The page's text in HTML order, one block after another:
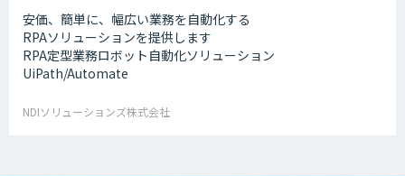
安価、簡単に、幅広い業務を自動化する
RPAソリューションを提供します
RPA定型業務ロボット自動化ソリューション
UiPath/Automate
NDIソリューションズ株式会社